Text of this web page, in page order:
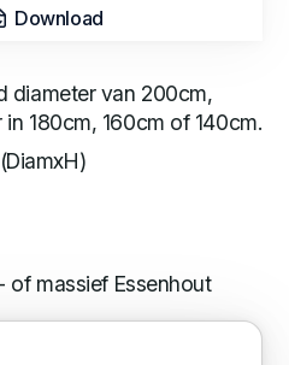
Download
diameter van 200cm,
180cm, 160cm of 140cm.
of massief Essenhout